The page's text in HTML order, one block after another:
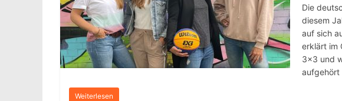
Die
diesem
auf sich
erklärt im
3×3 und
aufgehört
Weiterlesen